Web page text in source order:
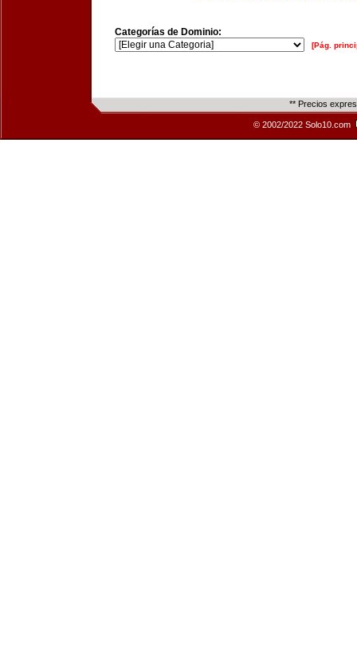
Categorías de Dominio:
[Pág.
** Precios
© 2002/2022 Solo10.com